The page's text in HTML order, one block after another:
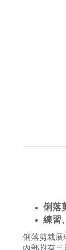
俐落
練習
俐落剪裁